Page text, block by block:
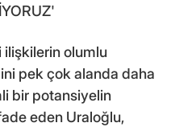
ilişkilerin olumlu
pek çok alanda daha
bir potansiyelin
eden Uraloğlu,